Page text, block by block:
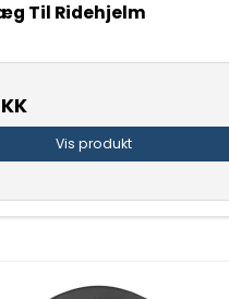
Til Ridehjelm
Vis produkt